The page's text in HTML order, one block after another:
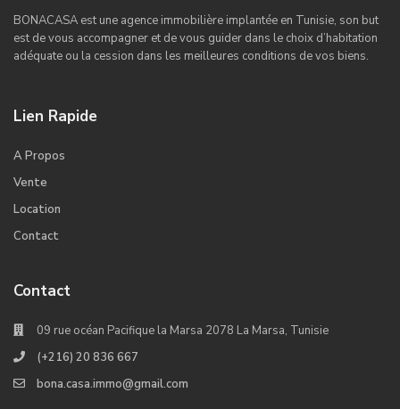
BONACASA est une agence immobilière implantée en Tunisie, son but
est de vous accompagner et de vous guider dans le choix d’habitation
adéquate ou la cession dans les meilleures conditions de vos biens.
Lien Rapide
A Propos
Vente
Location
Contact
Contact
09 rue océan Pacifique la Marsa 2078 La Marsa, Tunisie
(+216) 20 836 667
bona.casa.immo@gmail.com